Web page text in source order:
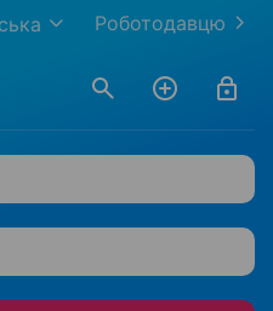
Роботодавцю